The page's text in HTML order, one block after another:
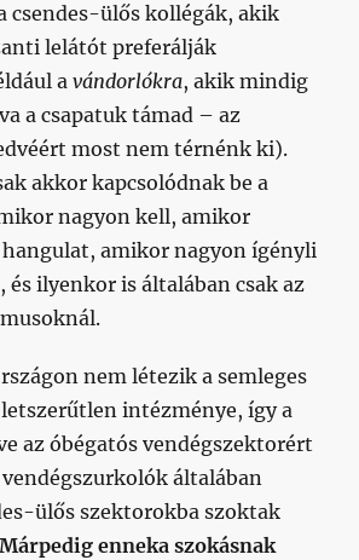
csendes-ülős kollégák, akik
lelátót preferálják
avándorlókra, akik mindig
a csapatuk támad – az
most nem térnénk ki).
akkor kapcsolódnak be a
nagyon kell, amikor
amikor nagyon ígényli
és ilyenkor is általában csak az
nem létezik a semleges
intézménye, így a
az óbégatós vendégszektorért
általában
ülős szektorokba szoktak
Márpedig enneka szokásnak